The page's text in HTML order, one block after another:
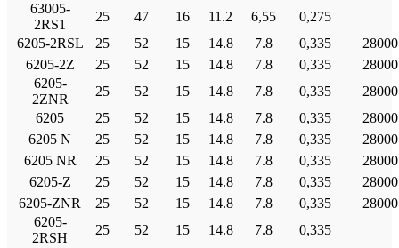
63005-
2RS1
25 47 16 11.2 6,55
0,275
6205-2RSL
25 52 15 14.8 7.8 0,335
28000
6205-2Ζ
25 52 15 14.8 7.8 0,335
28000
6205-
2ZNR
25 52 15 14.8 7.8 0,335
28000
6205
25 52 15 14.8 7.8 0,335
28000
6205 Ν
25 52 15 14.8 7.8 0,335
28000
6205 NR
25 52 15 14.8 7.8 0,335
28000
6205-Ζ
25 52 15 14.8 7.8 0,335
28000
6205-ZNR
25 52 15 14.8 7.8 0,335
28000
6205-
2RSH
25 52 15 14.8 7.8
0,335